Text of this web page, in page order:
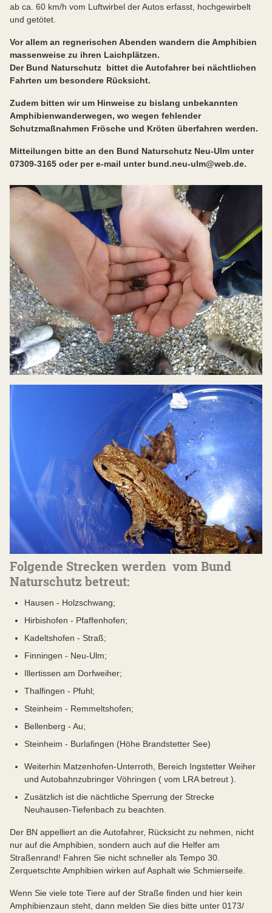
ab ca. 60 km/h vom Luftwirbel der Autos erfasst, hochgewirbelt
und getötet.
Vor allem an regnerischen Abenden wandern die Amphibien
massenweise zu ihren Laichplätzen.
Der Bund Naturschutz bittet die Autofahrer bei nächtlichen
Fahrten um besondere Rücksicht.
Zudem bitten wir um Hinweise zu bislang unbekannten
Amphibienwanderwegen, wo wegen fehlender
Schutzmaßnahmen Frösche und Kröten überfahren werden.
Mitteilungen bitte an den Bund Naturschutz Neu-Ulm unter
07309-3165 oder per e-mail unter bund.neu-ulm@web.de.
Folgende Strecken werden vom Bund
Naturschutz betreut:
Hausen - Holzschwang;
Hirbishofen - Pfaffenhofen;
Kadeltshofen - Straß;
Finningen - Neu-Ulm;
Illertissen am Dorfweiher;
Thalfingen - Pfuhl;
Steinheim - Remmeltshofen;
Bellenberg - Au;
Steinheim - Burlafingen (Höhe Brandstetter See)
Weiterhin Matzenhofen-Unterroth, Bereich Ingstetter Weiher
und Autobahnzubringer Vöhringen ( vom LRA betreut ).
Zusätzlich ist die nächtliche Sperrung der Strecke
Neuhausen-Tiefenbach zu beachten.
Der BN appelliert an die Autofahrer, Rücksicht zu nehmen, nicht
nur auf die Amphibien, sondern auch auf die Helfer am
Straßenrand! Fahren Sie nicht schneller als Tempo 30.
Zerquetschte Amphibien wirken auf Asphalt wie Schmierseife.
Wenn Sie viele tote Tiere auf der Straße finden und hier kein
Amphibienzaun steht, dann melden Sie dies bitte unter 0173/